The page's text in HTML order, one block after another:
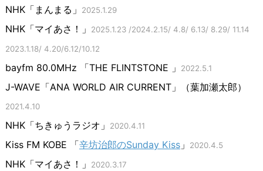
NHK「まんまる」 2025.1.29
NHK「マイあさ！」 2025.1.23 /2024.2.15/ 4.8/ 6.13/ 8.29/ 11.14
2023.1.18/ 4.20/6.12/10.12
bayfm 80.0MHz 「THE FLINTSTONE 」 2022.5.1
J-WAVE「ANA WORLD AIR CURRENT」（葉加瀬太郎）
2021.4.10
NHK「ちきゅうラジオ」 2020.4.11
Kiss FM KOBE 「辛坊治郎のSunday Kiss」 2020.4.5
NHK「マイあさ！」 2020.3.17